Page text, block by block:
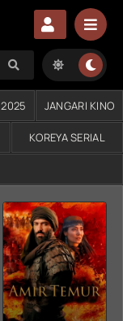
JANGARI KINO
KOREYA SERIAL